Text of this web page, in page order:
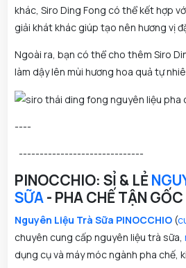
khác, Siro Ding Fong có thể kết hợp
giải khát khác giúp tạo nên hương vị
Ngoài ra, bạn có thể cho thêm Siro
làm dậy lên mùi hương hoa quả tự
----
------------------------------
PINOCCHIO: SỈ & LẺ
SỮA- PHA CHẾ TẬN GỐC
Nguyên Liệu Trà Sữa PINOCCHIO(
chuyên cung cấp nguyên liệu trà sữa,
dụng cụ và máy móc ngành pha chế,